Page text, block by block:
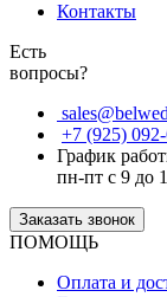
Контакты
Есть
вопросы?
+7 (925)
График
пн-пт с 9 до
Заказать звонок
ПОМОЩЬ
Оплата и